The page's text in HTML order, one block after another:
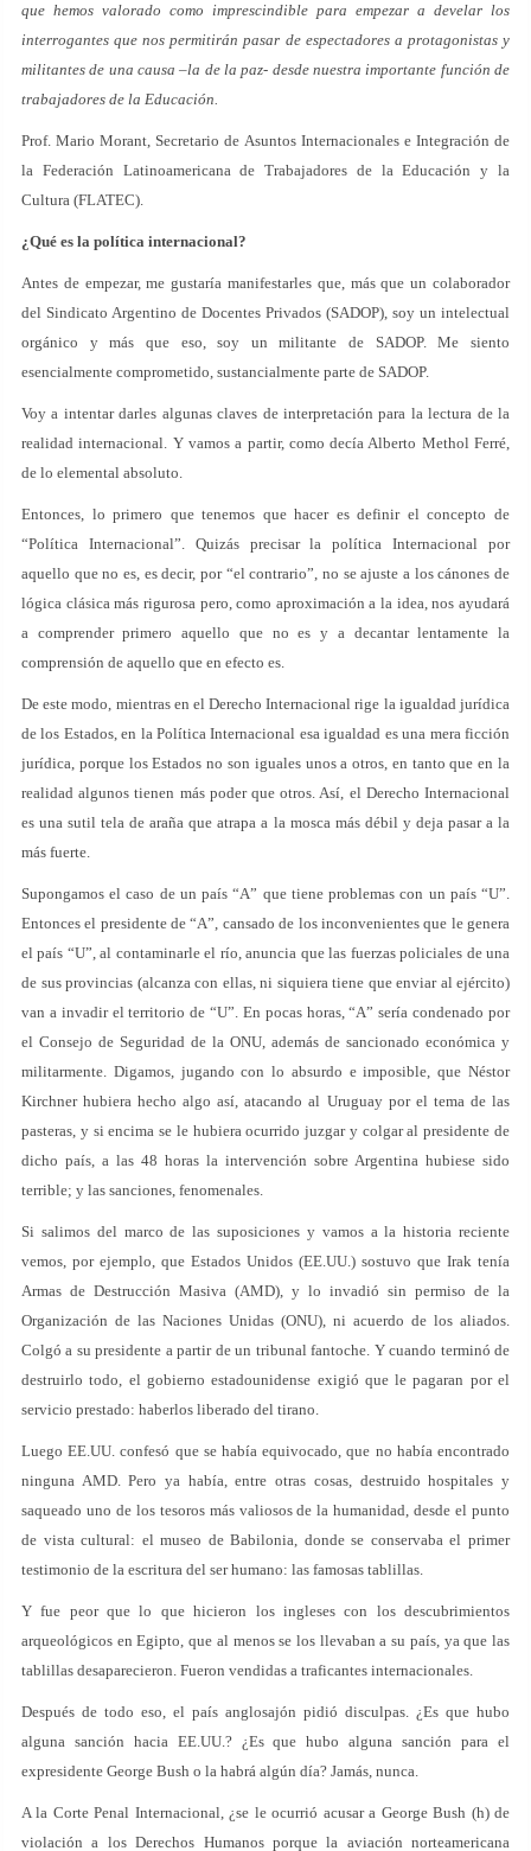
que hemos valorado como imprescindible para empezar a develar los
interrogantes que nos permitirán pasar de espectadores a protagonistas y
militantes de una causa –la de la paz- desde nuestra importante función de
trabajadores de la Educación.
Prof. Mario Morant, Secretario de Asuntos Internacionales e Integración de
la Federación Latinoamericana de Trabajadores de la Educación y la
Cultura (FLATEC).
¿Qué es la política internacional?
Antes de empezar, me gustaría manifestarles que, más que un colaborador
del Sindicato Argentino de Docentes Privados (SADOP), soy un intelectual
orgánico y más que eso, soy un militante de SADOP. Me siento
esencialmente comprometido, sustancialmente parte de SADOP.
Voy a intentar darles algunas claves de interpretación para la lectura de la
realidad internacional. Y vamos a partir, como decía Alberto Methol Ferré,
de lo elemental absoluto.
Entonces, lo primero que tenemos que hacer es definir el concepto de
“Política Internacional”. Quizás precisar la política Internacional por
aquello que no es, es decir, por “el contrario”, no se ajuste a los cánones de
lógica clásica más rigurosa pero, como aproximación a la idea, nos ayudará
a comprender primero aquello que no es y a decantar lentamente la
comprensión de aquello que en efecto es.
De este modo, mientras en el Derecho Internacional rige la igualdad jurídica
de los Estados, en la Política Internacional esa igualdad es una mera ficción
jurídica, porque los Estados no son iguales unos a otros, en tanto que en la
realidad algunos tienen más poder que otros. Así, el Derecho Internacional
es una sutil tela de araña que atrapa a la mosca más débil y deja pasar a la
más fuerte.
Supongamos el caso de un país “A” que tiene problemas con un país “U”.
Entonces el presidente de “A”, cansado de los inconvenientes que le genera
el país “U”, al contaminarle el río, anuncia que las fuerzas policiales de una
de sus provincias (alcanza con ellas, ni siquiera tiene que enviar al ejército)
van a invadir el territorio de “U”. En pocas horas, “A” sería condenado por
el Consejo de Seguridad de la ONU, además de sancionado económica y
militarmente. Digamos, jugando con lo absurdo e imposible, que Néstor
Kirchner hubiera hecho algo así, atacando al Uruguay por el tema de las
pasteras, y si encima se le hubiera ocurrido juzgar y colgar al presidente de
dicho país, a las 48 horas la intervención sobre Argentina hubiese sido
terrible; y las sanciones, fenomenales.
Si salimos del marco de las suposiciones y vamos a la historia reciente
vemos, por ejemplo, que Estados Unidos (EE.UU.) sostuvo que Irak tenía
Armas de Destrucción Masiva (AMD), y lo invadió sin permiso de la
Organización de las Naciones Unidas (ONU), ni acuerdo de los aliados.
Colgó a su presidente a partir de un tribunal fantoche. Y cuando terminó de
destruirlo todo, el gobierno estadounidense exigió que le pagaran por el
servicio prestado: haberlos liberado del tirano.
Luego EE.UU. confesó que se había equivocado, que no había encontrado
ninguna AMD. Pero ya había, entre otras cosas, destruido hospitales y
saqueado uno de los tesoros más valiosos de la humanidad, desde el punto
de vista cultural: el museo de Babilonia, donde se conservaba el primer
testimonio de la escritura del ser humano: las famosas tablillas.
Y fue peor que lo que hicieron los ingleses con los descubrimientos
arqueológicos en Egipto, que al menos se los llevaban a su país, ya que las
tablillas desaparecieron. Fueron vendidas a traficantes internacionales.
Después de todo eso, el país anglosajón pidió disculpas. ¿Es que hubo
alguna sanción hacia EE.UU.? ¿Es que hubo alguna sanción para el
expresidente George Bush o la habrá algún día? Jamás, nunca.
A la Corte Penal Internacional, ¿se le ocurrió acusar a George Bush (h) de
violación a los Derechos Humanos porque la aviación norteamericana